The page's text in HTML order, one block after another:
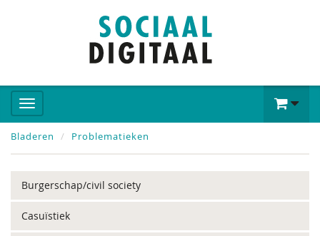
Bladeren Problematieken
Burgerschap/civil society
Casuïstiek